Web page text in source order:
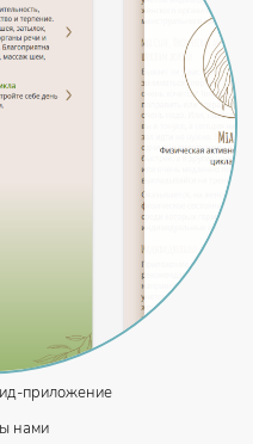
приложение
нами